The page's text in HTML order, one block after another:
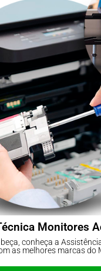
Monitores
conheça a
as melhores marcas do